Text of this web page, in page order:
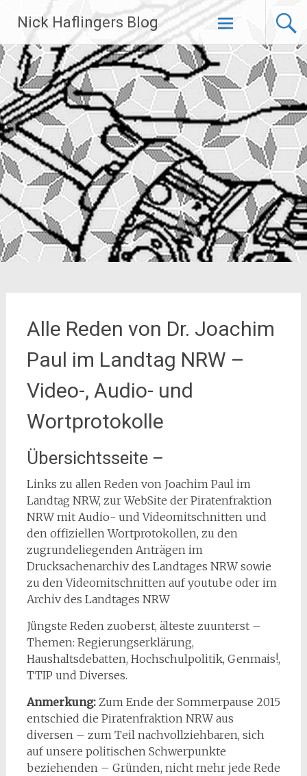
Inhalt
springen
Nick Haflingers Blog
Alle Reden von Dr. Joachim
Paul im Landtag NRW –
Video-, Audio- und
Wortprotokolle
Übersichtsseite –
Links zu allen Reden von Joachim Paul im
Landtag NRW, zur WebSite der Piratenfraktion
NRW mit Audio- und Videomitschnitten und
den offiziellen Wortprotokollen, zu den
zugrundeliegenden Anträgen im
Drucksachenarchiv des Landtages NRW sowie
zu den Videomitschnitten auf youtube oder im
Archiv des Landtages NRW
Jüngste Reden zuoberst, älteste zuunterst –
Themen: Regierungserklärung,
Haushaltsdebatten, Hochschulpolitik, Genmais!,
TTIP und Diverses.
Anmerkung:Zum Ende der Sommerpause 2015
entschied die Piratenfraktion NRW aus
diversen – zum Teil nachvollziehbaren, sich
auf unsere politischen Schwerpunkte
beziehenden – Gründen, nicht mehr jede Rede